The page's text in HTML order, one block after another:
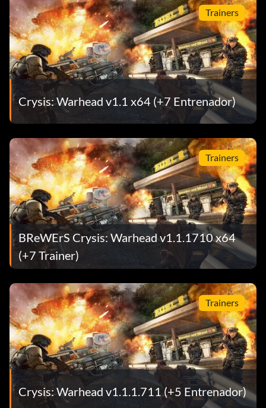
Trainers
Crysis: Warhead v1.1 x64 (+7 Entrenador)
Trainers
BReWErS Crysis: Warhead v1.1.1710 x64
(+7 Trainer)
Trainers
Crysis: Warhead v1.1.1.711 (+5 Entrenador)